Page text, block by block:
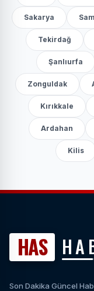
Sakarya
Tekirdağ
Şanlıurfa
Zonguldak
Kırıkkale
Ardahan
Kilis
HAS
Son Dakika Güncel